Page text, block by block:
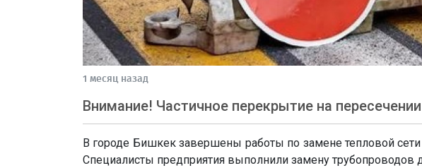
1 месяц назад
Внимание! Частичное перекрытие на
В городе Бишкек завершены работы по замене тепловой
Специалисты предприятия выполнили замену